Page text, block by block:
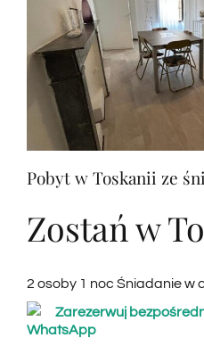
Pobyt w Toskanii ze
Zostań w
2 osoby 1 noc Śniadanie w
Zarezerwuj